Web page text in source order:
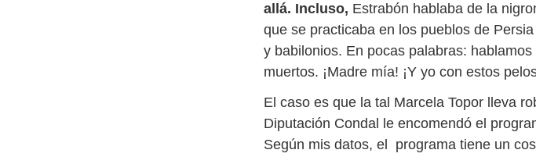
allá. Incluso, Estrabón hablaba de la
que se practicaba en los pueblos de
y babilonios. En pocas palabras:
muertos. ¡Madre mía! ¡Y yo con estos
El caso es que la tal Marcela Topor lleva
Diputación Condal le encomendó el
Según mis datos, el programa tiene un